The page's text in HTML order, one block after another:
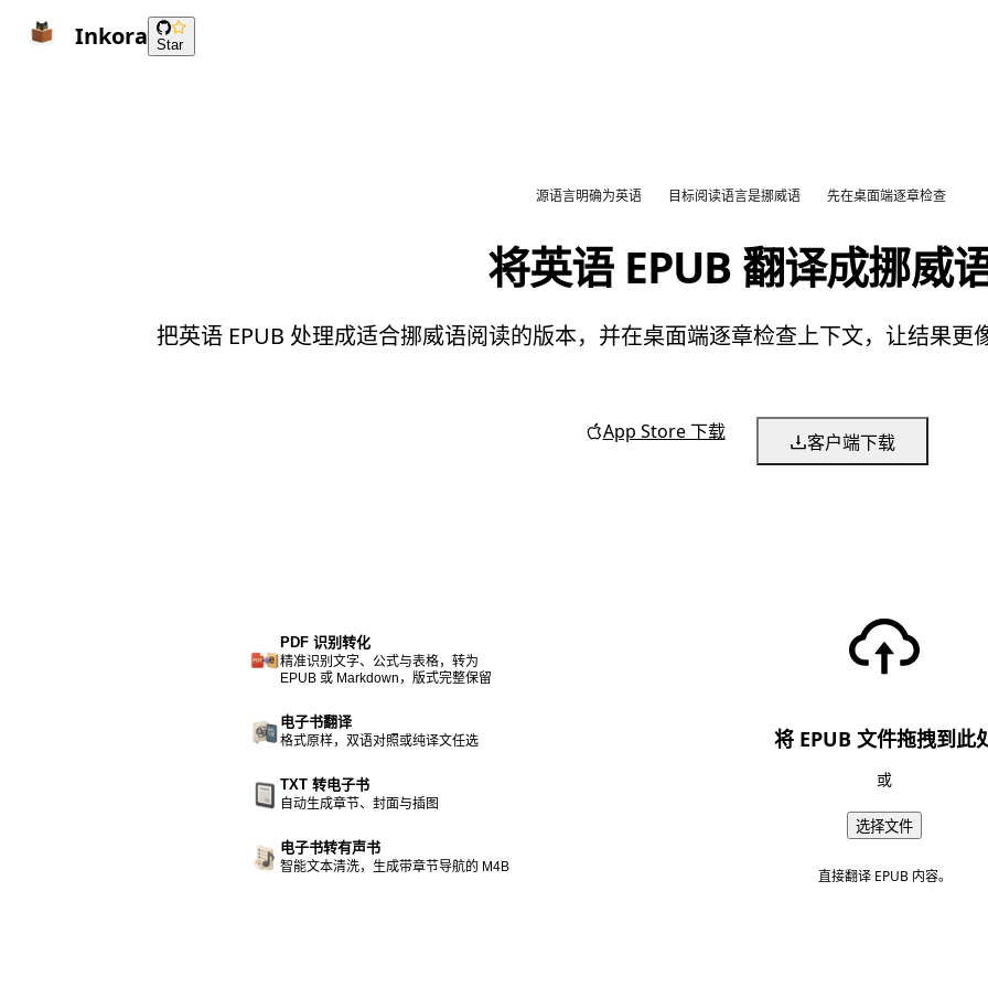
Inkora Star
源语言明确为英语 目标阅读语言是挪威语 先在桌面端逐章检查
将英语 EPUB 翻译成挪威
把英语 EPUB 处理成适合挪威语阅读的版本，并在桌面端逐章检查上下文，让结果
App Store 下载 客户端下载
PDF 识别转化
精准识别文字、公式与表格，转为
EPUB 或 Markdown，版式完整保留
电子书翻译
格式原样，双语对照或纯译文任选
TXT 转电子书
自动生成章节、封面与插图
电子书转有声书
智能文本清洗，生成带章节导航的 M4B
将 EPUB 文件拖拽到此
或
选择文件
直接翻译 EPUB 内容。